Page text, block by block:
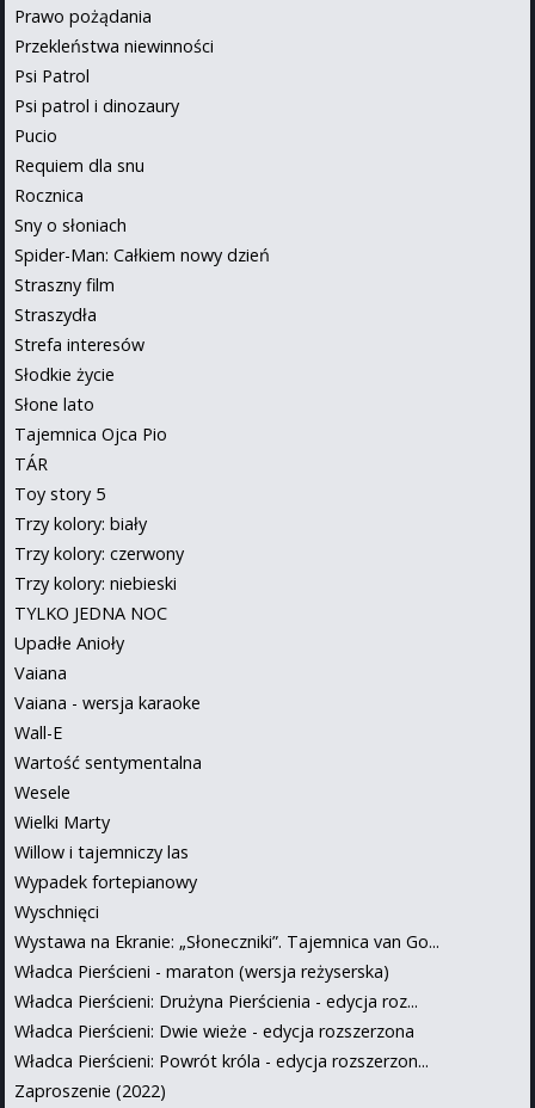
Prawo pożądania
Przekleństwa niewinności
Psi Patrol
Psi patrol i dinozaury
Pucio
Requiem dla snu
Rocznica
Sny o słoniach
Spider-Man: Całkiem nowy dzień
Straszny film
Straszydła
Strefa interesów
Słodkie życie
Słone lato
Tajemnica Ojca Pio
TÁR
Toy story 5
Trzy kolory: biały
Trzy kolory: czerwony
Trzy kolory: niebieski
TYLKO JEDNA NOC
Upadłe Anioły
Vaiana
Vaiana - wersja karaoke
Wall-E
Wartość sentymentalna
Wesele
Wielki Marty
Willow i tajemniczy las
Wypadek fortepianowy
Wyschnięci
Wystawa na Ekranie: „Słoneczniki”. Tajemnica van Go...
Władca Pierścieni - maraton (wersja reżyserska)
Władca Pierścieni: Drużyna Pierścienia - edycja roz...
Władca Pierścieni: Dwie wieże - edycja rozszerzona
Władca Pierścieni: Powrót króla - edycja rozszerzon...
Zaproszenie (2022)